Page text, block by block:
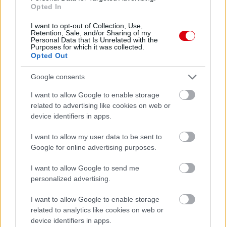
Opted In
I want to opt-out of Collection, Use,
Retention, Sale, and/or Sharing of my
Personal Data that Is Unrelated with the
Purposes for which it was collected.
Opted Out
Google consents
I want to allow Google to enable storage
related to advertising like cookies on web or
device identifiers in apps.
I want to allow my user data to be sent to
Google for online advertising purposes.
I want to allow Google to send me
personalized advertising.
I want to allow Google to enable storage
related to analytics like cookies on web or
device identifiers in apps.
Manchester United
Felkészülési szezon 4. mérkőzés
Nya Ullevi, Göteborg
2026-08-08 17:00
2 nap 14 óra 54 perc 29 másodperc
Leeds UnitedvsManchester United2026-08-12 20:30
ELŐZŐ MÉRKŐZÉSEK
Támogatás
Támogasd adományoddal